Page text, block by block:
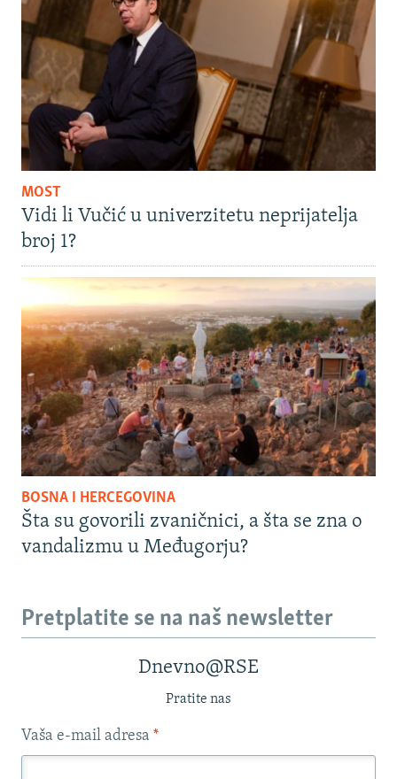
MOST
Vidi li Vučić u univerzitetu neprijatelja
broj 1?
BOSNA I HERCEGOVINA
Šta su govorili zvaničnici, a šta se zna o
vandalizmu u Međugorju?
Pretplatite se na naš newsletter
Dnevno@RSE
Pratite nas
Vaša e-mail adresa *